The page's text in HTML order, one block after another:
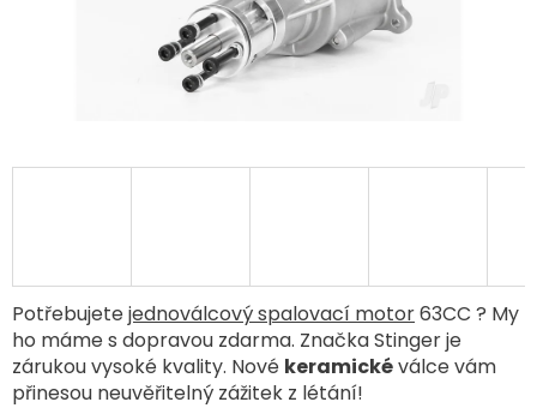
Potřebujetejednoválcový spalovací motor63CC ? My
ho máme s dopravou zdarma. Značka Stinger je
zárukou vysoké kvality. Nové keramickéválce vám
přinesou neuvěřitelný zážitek z létání!